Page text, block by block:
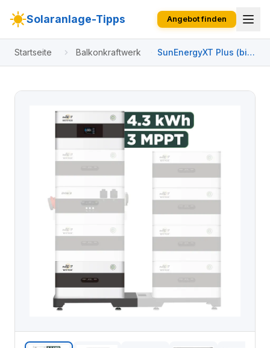
Solaranlage-Tipps Angebot finden
Startseite Balkonkraftwerk
SunEnergyXT Plus (bis
17,2 kWh) Konfigurator
4,3 kWh / Trina 440